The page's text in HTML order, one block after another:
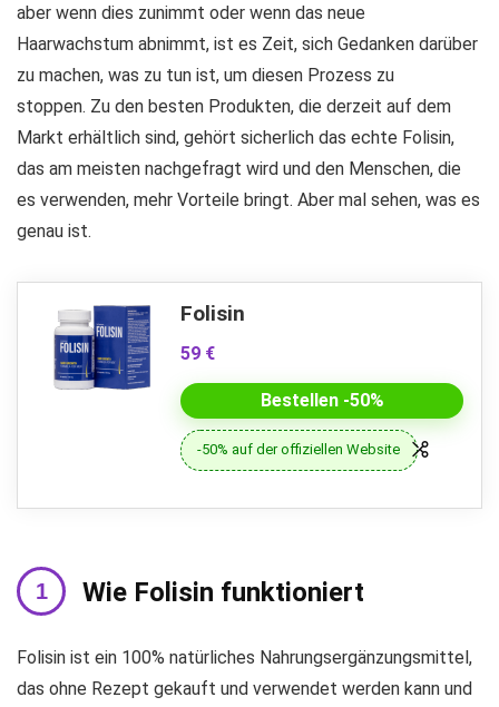
aber wenn dies zunimmt oder wenn das neue
Haarwachstum abnimmt, ist es Zeit, sich Gedanken darüber
zu machen, was zu tun ist, um diesen Prozess zu
stoppen. Zu den besten Produkten, die derzeit auf dem
Markt erhältlich sind, gehört sicherlich das echte Folisin,
das am meisten nachgefragt wird und den Menschen, die
es verwenden, mehr Vorteile bringt. Aber mal sehen, was es
genau ist.
Folisin
59 €
Bestellen -50%
-50% auf der offiziellen Website
Wie Folisin funktioniert
Folisin ist ein 100% natürliches Nahrungsergänzungsmittel,
das ohne Rezept gekauft und verwendet werden kann und